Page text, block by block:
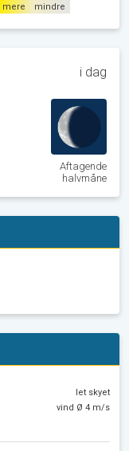
mere mindre
i dag
Aftagende
halvmåne
let skyet
vind Ø 4 m/s